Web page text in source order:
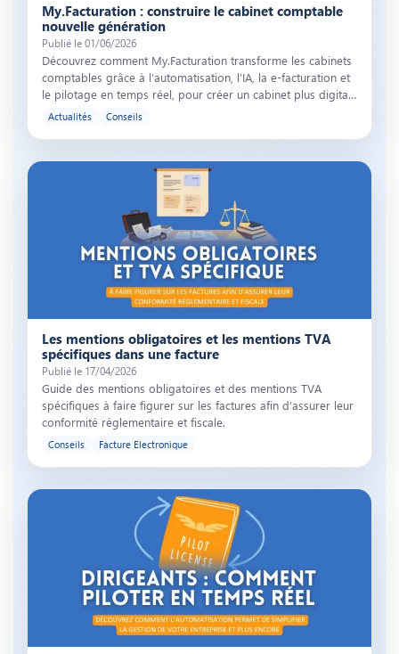
My.Facturation : construire le cabinet comptable
nouvelle génération
Publié le 01/06/2026
Découvrez comment My.Facturation transforme les cabinets
comptables grâce à l’automatisation, l’IA, la e-facturation et
le pilotage en temps réel, pour créer un cabinet plus digita…
Actualités Conseils
Les mentions obligatoires et les mentions TVA
spécifiques dans une facture
Publié le 17/04/2026
Guide des mentions obligatoires et des mentions TVA
spécifiques à faire figurer sur les factures afin d’assurer leur
conformité réglementaire et fiscale.
Conseils Facture Electronique